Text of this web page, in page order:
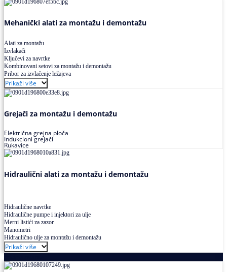
Mehanički alati za montažu i demontažu
Alati za montažu
Izvlakači
Ključevi za navrtke
Kombinovani setovi za montažu i demontažu
Pribor za izvlačenje ležajeva
Prikaži više
Grejači za montažu i demontažu
Električna grejna ploča
Indukcioni grejači
Rukavice
Hidraulični alati za montažu i demontažu
Hidraulične navrtke
Hidraulične pumpe i injektori za ulje
Merni listići za zazor
Manometri
Hidraulično ulje za montažu i demontažu
Prikaži više